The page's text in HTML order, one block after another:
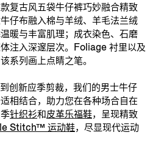
复古风五袋牛仔裤巧妙融合精致
仔布融入棉与羊绒、羊毛法兰绒
暖与丰富肌理；成衣染色、石磨
注入深邃层次。Foliage 衬里以及
系列画上点睛之笔。
创新应季剪裁，我们的男士牛仔
相结合，助力您在各种场合自在
针织衫和皮革乐福鞋，呈现精致
Stitch™ 运动鞋，尽显现代运动